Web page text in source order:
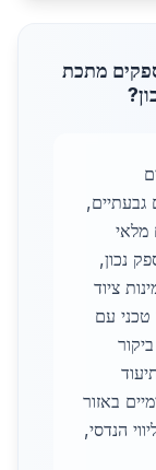
מתכת
מלאי
נכון,
ציוד
טכני עם
באזור
הנדסי,